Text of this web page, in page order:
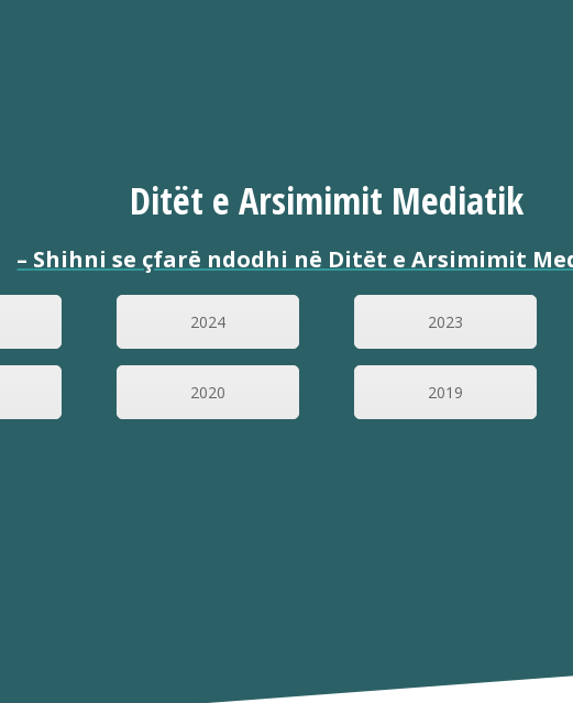
Ditët e Arsimimit Mediatik
– Shihni se çfarë ndodhi në Ditët e Arsimimit
2024 2023
2020 2019